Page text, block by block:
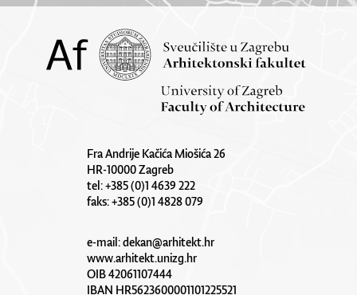
Fra Andrije Kačića Miošića 26
HR-10000 Zagreb
tel: +385 (0)1 4639 222
faks: +385 (0)1 4828 079
e-mail:dekan@arhitekt.hr
www.arhitekt.unizg.hr
OIB 42061107444
IBAN HR5623600001101225521